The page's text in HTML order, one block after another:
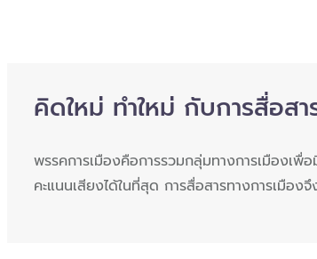
คิดใหม่ ทำใหม่ กับการสื่อส
พรรคการเมืองคือการรวมกลุ่มทางการเมืองเพื่
คะแนนเสียงได้ในที่สุด การสื่อสารทางการเมือง